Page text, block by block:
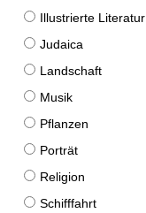
Illustrierte Literatur
Judaica
Landschaft
Musik
Pflanzen
Porträt
Religion
Schifffahrt